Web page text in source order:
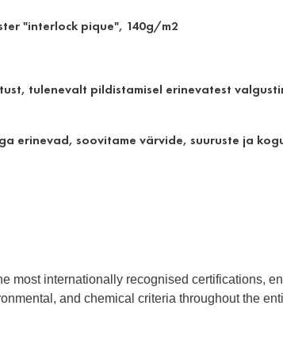
"interlock pique", 140g/m2
tulenevalt pildistamisel erinevatest
erinevad, soovitame värvide, suuruste ja
most internationally recognised certifications,
and chemical criteria throughout the